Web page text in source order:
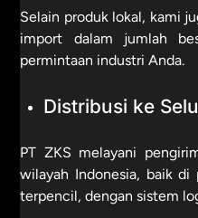
Selain produk lokal, kami
import dalam jumlah
permintaan industri Anda.
Distribusi ke
PT ZKS melayani
wilayah Indonesia, baik di
terpencil, dengan sistem